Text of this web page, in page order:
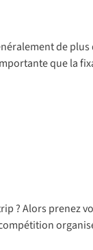
de
que la
? Alors prenez